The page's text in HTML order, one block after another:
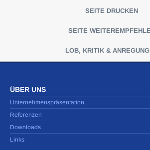
SEITE DRUCKEN
SEITE
LOB, KRITIK &
ÜBER UNS
Unternehmenspräsentation
Referenzen
Downloads
Links